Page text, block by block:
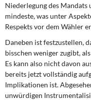
Niederlegung des Mandats
mindeste, was unter
Respekts vor dem Wähler
Daneben ist festzustellen,
bisschen weniger zugibt,
Es kann also nicht davon
bereits jetzt vollständig
Implikationen ist.
unwürdigen